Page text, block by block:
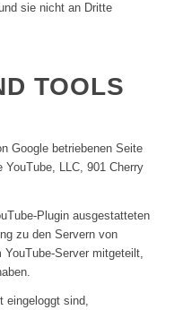
sie nicht an Dritte
TOOLS
Google betriebenen Seite
LLC, 901 Cherry
Plugin ausgestatteten
zu den Servern von
Server mitgeteilt,
eingeloggt sind,